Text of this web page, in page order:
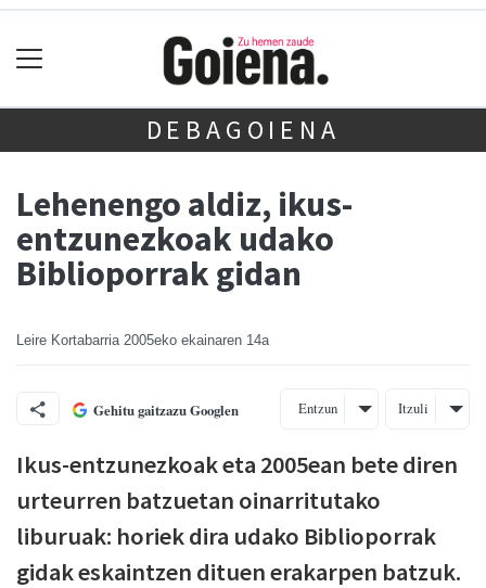
DEBAGOIENA
Lehenengo aldiz, ikus-
entzunezkoak udako
Biblioporrak gidan
Leire Kortabarria 2005eko ekainaren 14a
Gehitu gaitzazu Googlen Entzun Itzuli
Ikus-entzunezkoak eta 2005ean bete diren
urteurren batzuetan oinarritutako
liburuak: horiek dira udako Biblioporrak
gidak eskaintzen dituen erakarpen batzuk.